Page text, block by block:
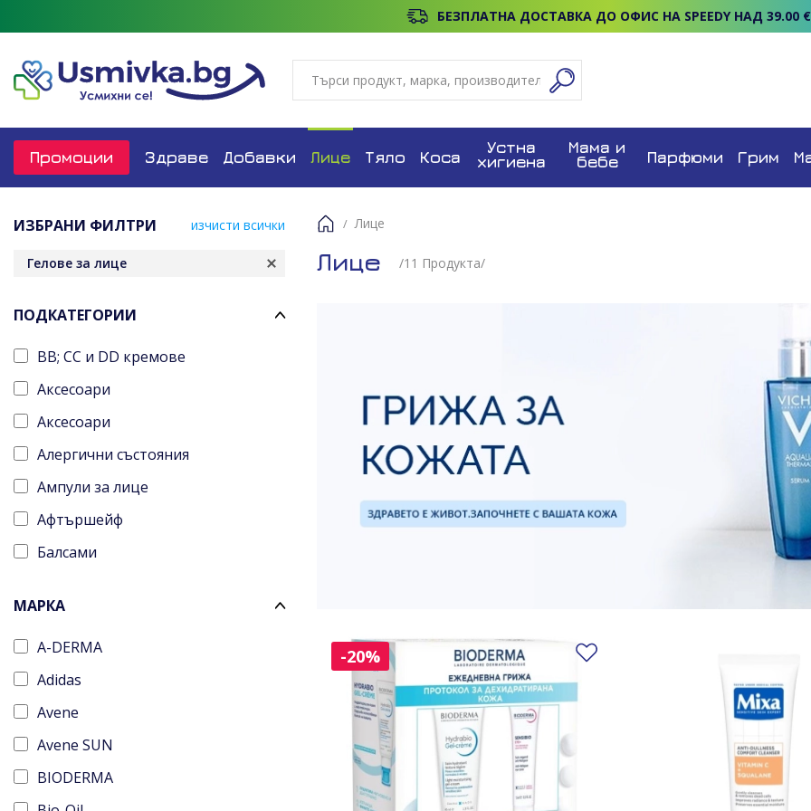
БЕЗПЛАТНА ДОСТАВКА ДО ОФИС НА SPEEDY НАД 39.00 €
Промоции Здраве Добавки Лице Тяло Коса
Устна
хигиена
Мама и
бебе Парфюми Грим
ИЗБРАНИ ФИЛТРИ изчисти всички
Гелове за лице
ПОДКАТЕГОРИИ
BB; CC и DD кремове
Аксесоари
Аксесоари
Алергични състояния
Ампули за лице
Афтършейф
Балсами
Бронзанти
Бръснене
Гелове за лице
Гланцове за устни
Грижа без отмиване
Грижа за врат; деколте и бюст
МАРКА
A-DERMA
Adidas
Avene
Avene SUN
BIODERMA
Лице
Лице /11 Продуктa/
-20%